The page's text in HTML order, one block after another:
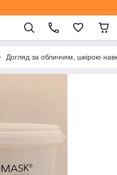
Догляд за обличчям, шкірою